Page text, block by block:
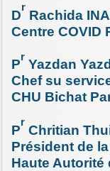
D
r
Rachida
Centre COVID
P
r
Yazdan
Chef su
CHU Bichat
P
r
Chritian
Président de
Haute Autorité